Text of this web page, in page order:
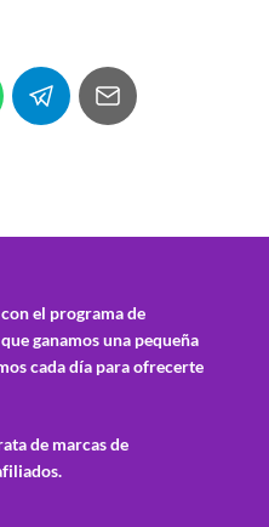
el programa de
ganamos una pequeña
cada día para ofrecerte
de marcas de